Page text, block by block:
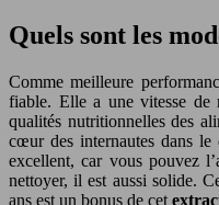
Quels sont les
Comme meilleure
fiable. Elle a une vitesse de
qualités nutritionnelles des
cœur des internautes dans
excellent, car vous pouvez
nettoyer, il est aussi solide.
ans est un bonus de cet